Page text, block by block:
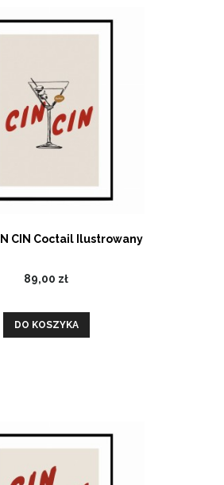
CIN Coctail Ilustrowany
89,00 zł
DO KOSZYKA